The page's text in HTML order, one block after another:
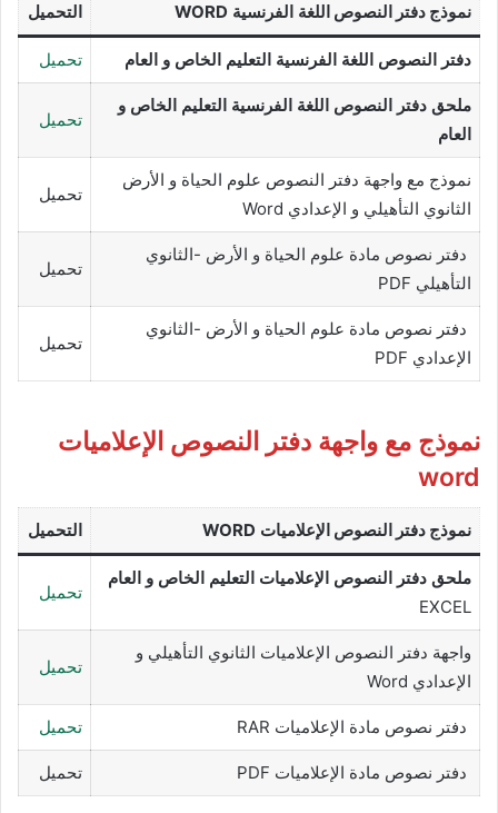
نموذج دفتر النصوص اللغة الفرنسية WORD التحميل
دفتر النصوص اللغة الفرنسية التعليم الخاص و العام تحميل
ملحق دفتر النصوص اللغة الفرنسية التعليم الخاص و
العام
تحميل
نموذج مع واجهة دفتر النصوص علوم الحياة و الأرض
الثانوي التأهيلي و الإعدادي Word
تحميل
دفتر نصوص مادة علوم الحياة و الأرض -الثانوي
التأهيلي PDF
تحميل
دفتر نصوص مادة علوم الحياة و الأرض -الثانوي
الإعدادي PDF
تحميل
نموذج مع واجهة دفتر النصوص الإعلاميات
word
نموذج دفتر النصوص الإعلاميات WORD التحميل
ملحق دفتر النصوص الإعلاميات التعليم الخاص و العام
EXCEL
تحميل
واجهة دفتر النصوص الإعلاميات الثانوي التأهيلي و
الإعدادي Word
تحميل
دفتر نصوص مادة الإعلاميات RAR تحميل
دفتر نصوص مادة الإعلاميات PDF تحميل